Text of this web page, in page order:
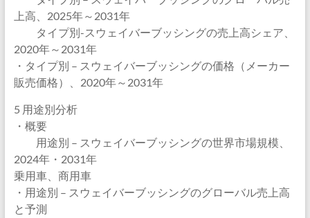
上高、2025年～2031年
タイプ別-スウェイバーブッシングの売上高シェア、
2020年～2031年
・タイプ別 – スウェイバーブッシングの価格（メーカー
販売価格）、2020年～2031年
5 用途別分析
・概要
用途別 – スウェイバーブッシングの世界市場規模、
2024年・2031年
乗用車、商用車
・用途別 – スウェイバーブッシングのグローバル売上高
と予測